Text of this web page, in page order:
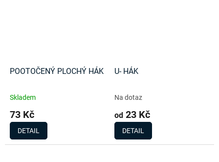
POOTOČENÝ PLOCHÝ HÁK
Skladem
73 Kč
DETAIL
U- HÁK
Na dotaz
od 23 Kč
DETAIL